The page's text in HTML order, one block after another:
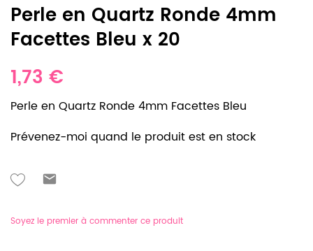
Perle en Quartz Ronde 4mm
Facettes Bleu x 20
1,73 €
Perle en Quartz Ronde 4mm Facettes Bleu
Prévenez-moi quand le produit est en stock
Soyez le premier à commenter ce produit